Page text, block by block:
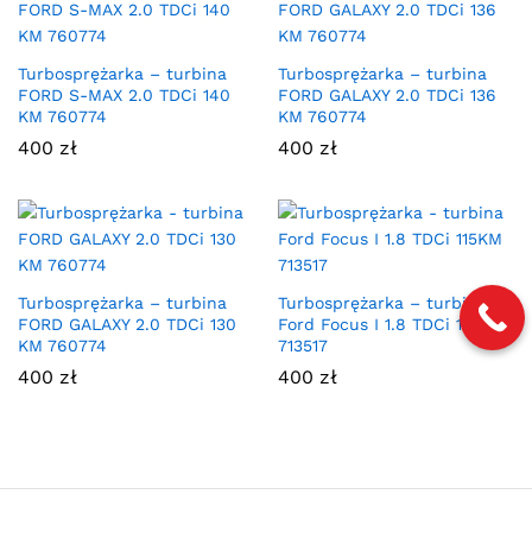
Turbosprężarka – turbina
FORD S-MAX 2.0 TDCi 140
KM 760774
400 zł
Turbosprężarka – turbina
FORD GALAXY 2.0 TDCi 136
KM 760774
400 zł
Turbosprężarka – turbina
FORD GALAXY 2.0 TDCi 130
KM 760774
400 zł
Turbosprężarka – turbina
Ford Focus I 1.8 TDCi 115KM
713517
400 zł